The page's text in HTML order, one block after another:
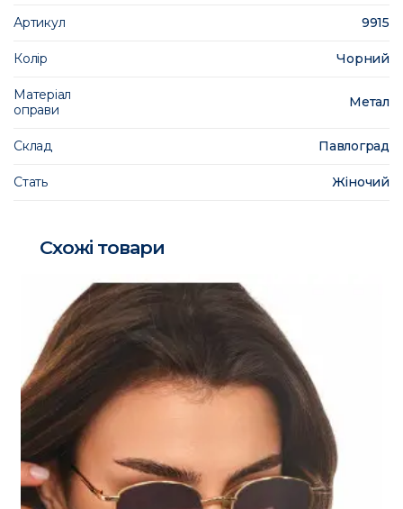
Артикул 9915
Колір Чорний
Матеріал
оправи
Метал
Склад Павлоград
Стать Жіночий
Схожі товари